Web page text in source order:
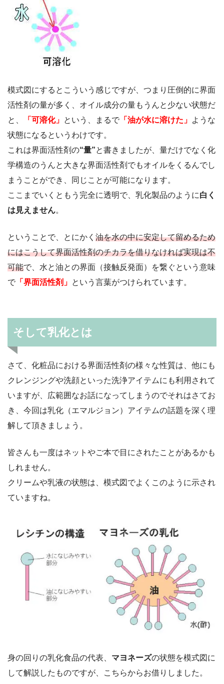
模式図にするとこういう感じですが、つまり圧倒的に界面
活性剤の量が多く、オイル成分の量もうんと少ない状態だ
と、
「可溶化」 という、まるで 「油が水に溶けた」 ような
状態になるというわけです。
これは界面活性剤の“量”と書きましたが、量だけでなく化
学構造のうんと大きな界面活性剤でもオイルをくるんでし
まうことができ、同じことが可能になります。
ここまでいくともう完全に透明で、乳化製品のように白く
は見えません。
ということで、とにかく 油を水の中に安定して留めるため
にはこうして界面活性剤のチカラを借りなければ実現は不
可能で、水と油との界面（接触反発面）を繋ぐという意味
で 「界面活性剤」 という言葉がつけられています。
そして乳化とは
さて、化粧品における界面活性剤の様々な性質は、他にも
クレンジングや洗顔といった洗浄アイテムにも利用されて
いますが、広範囲なお話になってしまうのでそれはさてお
き、今回は乳化（エマルジョン）アイテムの話題を深く理
解して頂きましょう。
皆さんも一度はネットやご本で目にされたことがあるかも
しれません。
クリームや乳液の状態は、模式図でよくこのように示され
ていますね。
身の回りの乳化食品の代表、 マヨネーズの状態を模式図に
して解説したものですが、こちらからお借りしました。